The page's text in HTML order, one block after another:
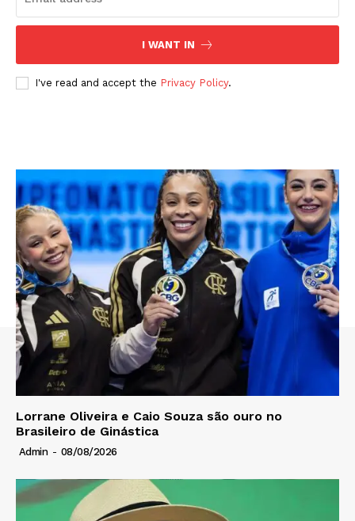
I WANT IN
I've read and accept the Privacy Policy.
Lorrane Oliveira e Caio Souza são ouro no
Brasileiro de Ginástica
Admin - 08/08/2026